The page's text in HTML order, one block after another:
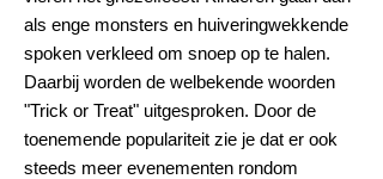
als enge monsters en huiveringwekkende
spoken verkleed om snoep op te halen.
Daarbij worden de welbekende woorden
"Trick or Treat" uitgesproken. Door de
toenemende populariteit zie je dat er ook
steeds meer evenementen rondom